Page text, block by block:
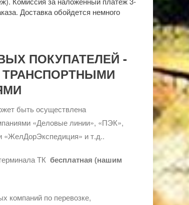
Доставка обойдется немного
ПОКУПАТЕЛЕЙ -
ТРАНСПОРТНЫМИ
быть осуществлена
«Деловые линии», «ПЭК»,
«ЖелДорЭкспедиция» и т.д..
ТКбесплатная (нашим
компаний по перевозке,